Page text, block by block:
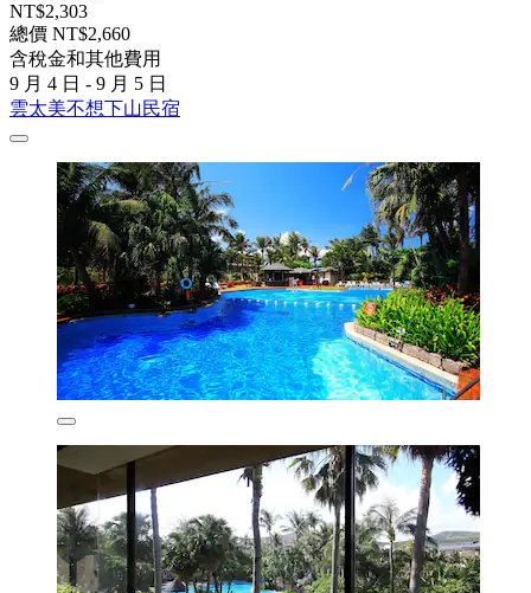
NT$2,303
總價 NT$2,660
含稅金和其他費用
9 月 4 日 - 9 月 5 日
雲太美不想下山民宿